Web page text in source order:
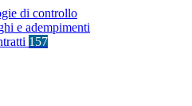
di controllo
e adempimenti
157